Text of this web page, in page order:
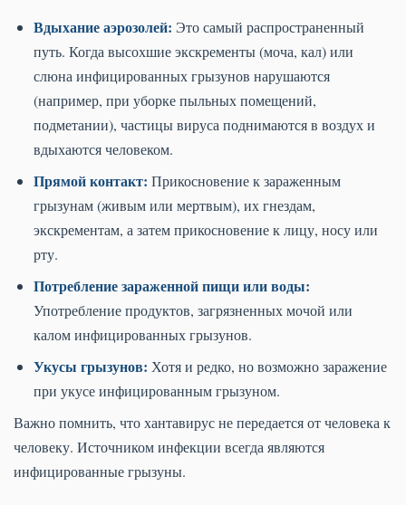
Вдыхание аэрозолей: Это самый распространенный
путь. Когда высохшие экскременты (моча, кал) или
слюна инфицированных грызунов нарушаются
(например, при уборке пыльных помещений,
подметании), частицы вируса поднимаются в воздух и
вдыхаются человеком.
Прямой контакт: Прикосновение к зараженным
грызунам (живым или мертвым), их гнездам,
экскрементам, а затем прикосновение к лицу, носу или
рту.
Потребление зараженной пищи или воды:
Употребление продуктов, загрязненных мочой или
калом инфицированных грызунов.
Укусы грызунов: Хотя и редко, но возможно заражение
при укусе инфицированным грызуном.
Важно помнить, что хантавирус не передается от человека к
человеку. Источником инфекции всегда являются
инфицированные грызуны.